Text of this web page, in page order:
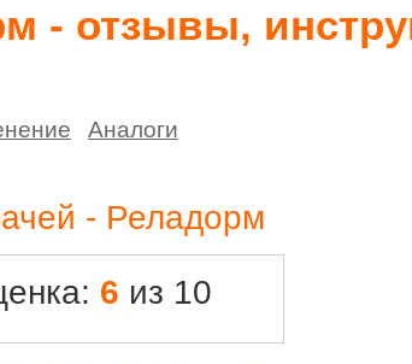
- отзывы,
Аналоги
- Реладорм
6 из 10